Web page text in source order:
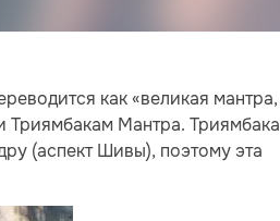
как «великая мантра,
Триямбакам Мантра. Триямбака
(аспект Шивы), поэтому эта